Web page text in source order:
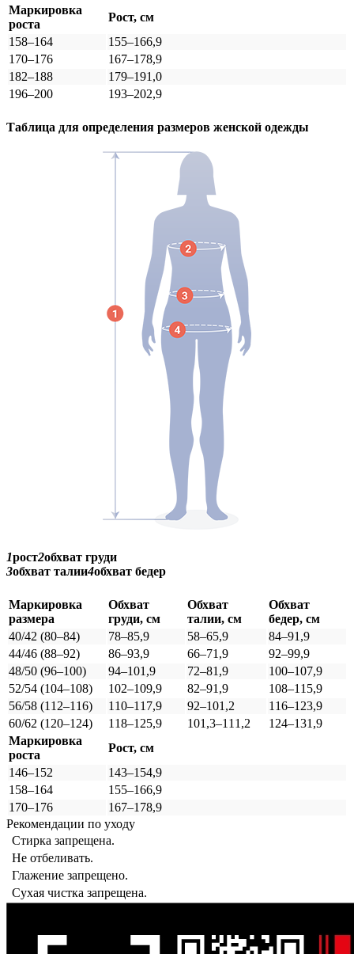
Маркировка
роста
Рост, см
158–164
155–166,9
170–176
167–178,9
182–188
179–191,0
196–200
193–202,9
Таблица для определения размеров женской одежды
1рост2обхват груди
3обхват талии4обхват бедер
Маркировка
размера
Обхват
груди, см
Обхват
талии, см
Обхват
бедер, см
40/42 (80–84)
78–85,9 58–65,9
84–91,9
44/46 (88–92)
86–93,9 66–71,9
92–99,9
48/50 (96–100)
94–101,9 72–81,9
100–107,9
52/54 (104–108)
102–109,9 82–91,9
108–115,9
56/58 (112–116)
110–117,9 92–101,2
116–123,9
60/62 (120–124)
118–125,9 101,3–111,2
124–131,9
Маркировка
роста
Рост, см
146–152
143–154,9
158–164
155–166,9
170–176
167–178,9
Рекомендации по уходу
Стирка запрещена.
Не отбеливать.
Глажение запрещено.
Сухая чистка запрещена.